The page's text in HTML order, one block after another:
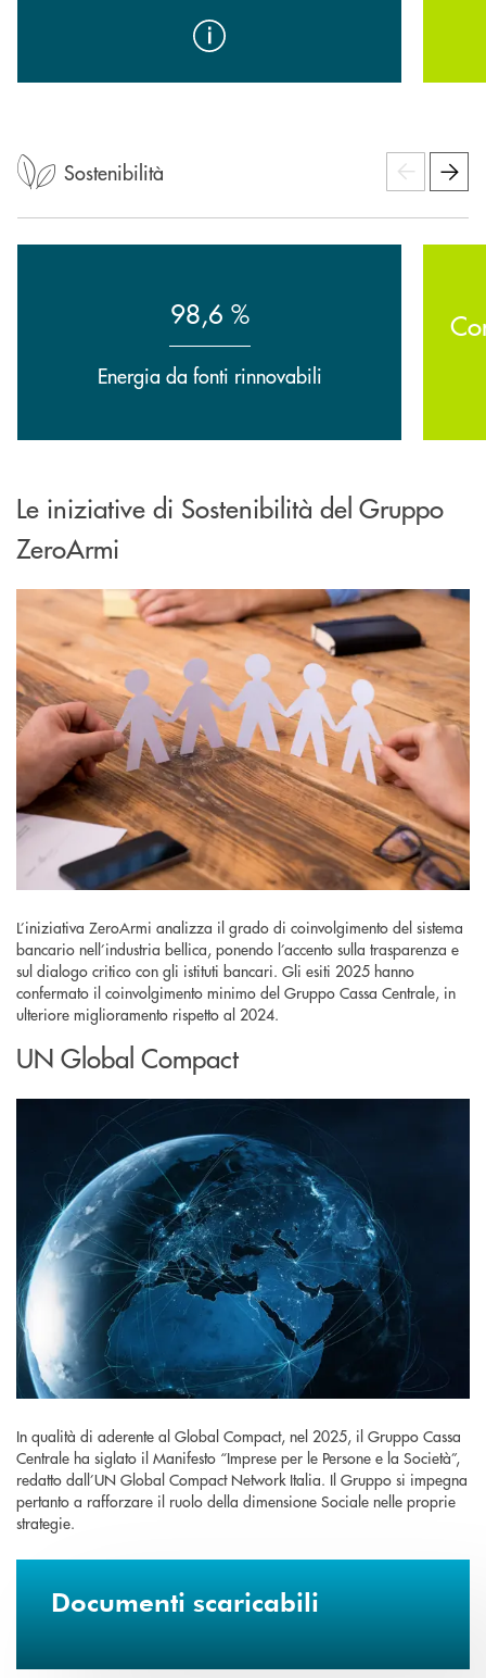
Sostenibilità
98,6 %
Energia da fonti rinnovabili
Le iniziative di Sostenibilità del Gruppo
ZeroArmi
L’iniziativa ZeroArmi analizza il grado di coinvolgimento del sistema
bancario nell’industria bellica, ponendo l’accento sulla trasparenza e
sul dialogo critico con gli istituti bancari. Gli esiti 2025 hanno
confermato il coinvolgimento minimo del Gruppo Cassa Centrale, in
ulteriore miglioramento rispetto al 2024.
UN Global Compact
In qualità di aderente al Global Compact, nel 2025, il Gruppo Cassa
Centrale ha siglato il Manifesto “Imprese per le Persone e la Società”,
redatto dall’UN Global Compact Network Italia. Il Gruppo si impegna
pertanto a rafforzare il ruolo della dimensione Sociale nelle proprie
strategie.
Documenti scaricabili